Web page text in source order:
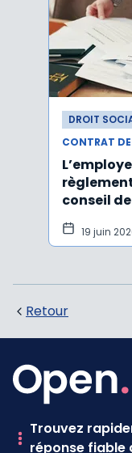
DROIT
CONTRAT
conseil
19 juin
Retour
Trouvez
réponse fiable